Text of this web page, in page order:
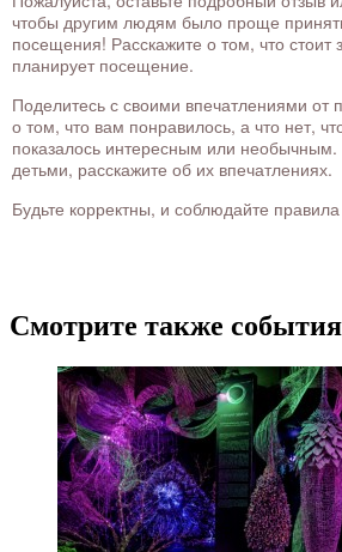
чтобы другим людям было проще
посещения! Расскажите о том, что стоит
планирует посещение.
Поделитесь с своими впечатлениями
о том, что вам понравилось, а что нет,
показалось интересным или
детьми, расскажите об их впечатлениях.
Будьте корректны, и соблюдайте
Смотрите также события